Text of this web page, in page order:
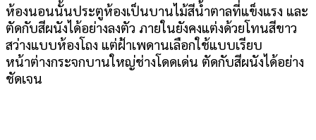
ห้องนอนนั้นประตูห้องเป็นบานไม้สีน้ำตาลที่แข็งแรง และ
ตัดกับสีผนังได้อย่างลงตัว ภายในยังคงแต่งด้วยโทนสีขาว
สว่างแบบห้องโถง แต่ฝ้าเพดานเลือกใช้แบบเรียบ
หน้าต่างกระจกบานใหญ่ช่างโดดเด่น ตัดกับสีผนังได้อย่าง
ชัดเจน